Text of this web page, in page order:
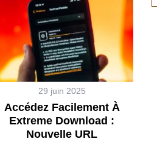
29 juin 2025
Accédez Facilement À
Extreme Download :
Nouvelle URL